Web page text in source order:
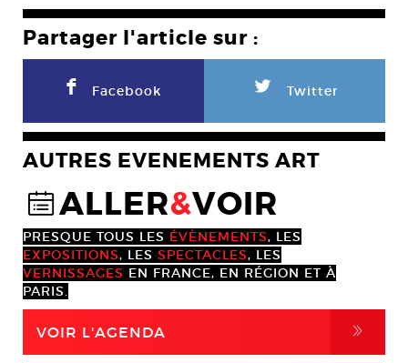
Partager l'article sur :
F Facebook L Twitter
AUTRES EVENEMENTS ART
@ALLER&VOIR
PRESQUE TOUS LES ÉVÈNEMENTS, LES
EXPOSITIONS, LES SPECTACLES, LES
VERNISSAGES EN FRANCE, EN RÉGION ET À
PARIS.
VOIR L'AGENDA ,